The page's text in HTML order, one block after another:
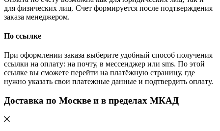
для физических лиц. Счет формируется после подтверждения
заказа менеджером.
По ссылке
При оформлении заказа выберите удобный способ получения
ссылки на оплату: на почту, в мессенджер или sms. По этой
ссылке вы сможете перейти на платёжную страницу, где
нужно указать свои платежные данные и подтвердить оплату.
Доставка по Москве и в пределах МКАД